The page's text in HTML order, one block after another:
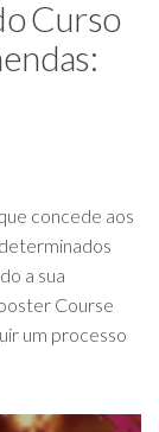
Curso
concede aos
a sua
Course
um processo